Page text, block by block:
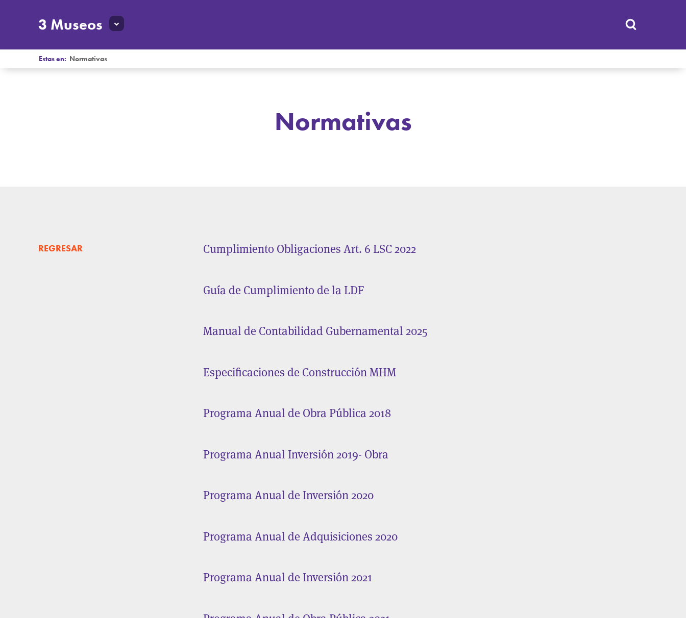
3 Museos
Estas en: Normativas
Normativas
REGRESAR Cumplimiento Obligaciones Art. 6 LSC 2022
Guía de Cumplimiento de la LDF
Manual de Contabilidad Gubernamental 2025
Especificaciones de Construcción MHM
Programa Anual de Obra Pública 2018
Programa Anual Inversión 2019- Obra
Programa Anual de Inversión 2020
Programa Anual de Adquisiciones 2020
Programa Anual de Inversión 2021